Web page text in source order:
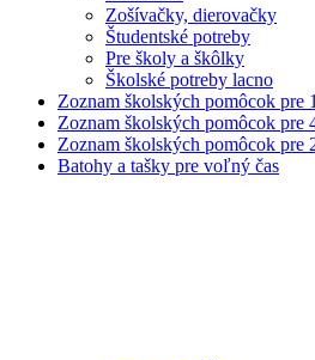
Zošívačky, dierovačky
Študentské potreby
Pre školy a škôlky
Školské potreby lacno
Zoznam školských pomôcok pre
Zoznam školských pomôcok pre
Zoznam školských pomôcok pre
Batohy a tašky pre voľný čas